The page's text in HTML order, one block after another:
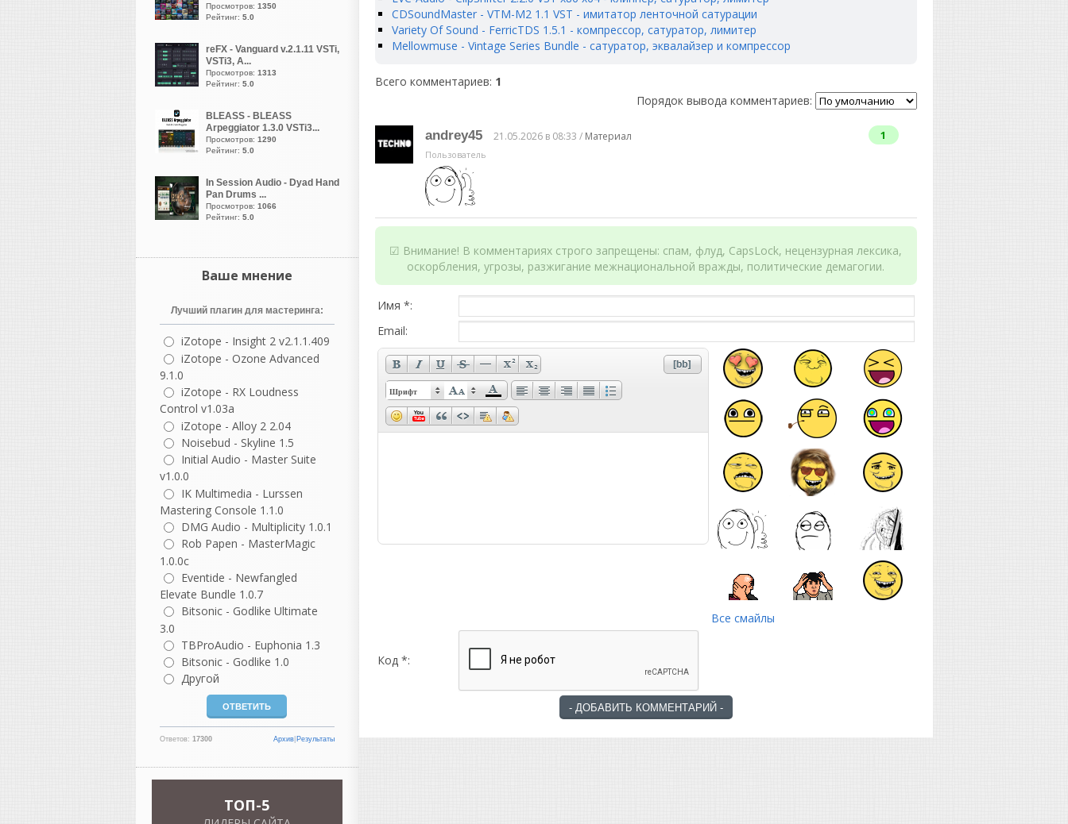
CDSoundMaster - VTM-M2 1.1 VST - имитатор ленточной сатурации
Variety Of Sound - FerricTDS 1.5.1 - компрессор, сатуратор, лимитер
Mellowmuse - Vintage Series Bundle - сатуратор, эквалайзер и компрессор
Всего комментариев: 1
Порядок вывода комментариев:
andrey45 21.05.2026 в 08:33 / Материал
Пользователь
1
☑ Внимание! В комментариях строго запрещены: спам, флуд, CapsLock, нецензурная лексика,
оскорбления, угрозы, разжигание межнациональной вражды, политические демагогии.
Имя *:
Email:
Шрифт
Все смайлы
Код *:
И- DirectX End-User
Runtime.
меня с кейгеном... Давно
как то в старой 10 еще все
спокойно рабаотала эта
активировалась. Даже
сейчас из списка там
режима совместимости там
Странно..
vangog171
написал 06.08.2026 в
Странно что кейген
перестал запускаться
нажимаешь.. Чудеса прям
guter
написал 06.08.2026 в22:37
не согласна с этим
комментарием, но
понимаю, откуда он взялся.
В нем есть доля
ностальгии, но как
описание реальности он
сильно идеализирован.
Разберем по частям.
«Как же было спокойно до
появления компа...»
На самом деле не совсем.
Да, компьютеров не было,
но были свои проблемы:
постоянной калибровки;
нужно было выставлять ток
подмагничивания (bias);
чистить и размагничивать
головки;
менять ленты, потому что
они изнашивались;
если ошибся при записи —
переписывать целый дубль.
Просмотров: 1350
Рейтинг: 5.0
reFX - Vanguard v.2.1.11 VSTi,
VSTi3, A...
Просмотров: 1313
Рейтинг: 5.0
BLEASS - BLEASS
Arpeggiator 1.3.0 VSTi3...
Просмотров: 1290
Рейтинг: 5.0
In Session Audio - Dyad Hand
Pan Drums ...
Просмотров: 1066
Рейтинг: 5.0
Ваше мнение
Лучший плагин для мастеринга:
iZotope - Insight 2 v2.1.1.409
iZotope - Ozone Advanced
9.1.0
iZotope - RX Loudness
Control v1.03a
iZotope - Alloy 2 2.04
Noisebud - Skyline 1.5
Initial Audio - Master Suite
v1.0.0
IK Multimedia - Lurssen
Mastering Console 1.1.0
DMG Audio - Multiplicity 1.0.1
Rob Papen - MasterMagic
1.0.0c
Eventide - Newfangled
Elevate Bundle 1.0.7
Bitsonic - Godlike Ultimate
3.0
TBProAudio - Euphonia 1.3
Bitsonic - Godlike 1.0
Другой
Ответов: 17300 Результаты
|
Архив
TOП-5